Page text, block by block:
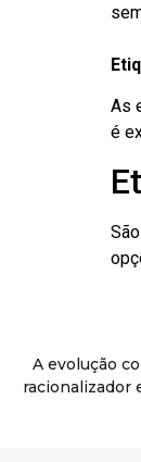
As
é
A evolução
racionalizador